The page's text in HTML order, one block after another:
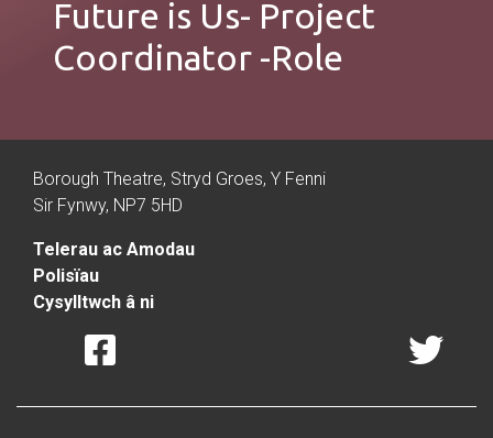
Future is Us- Project
Coordinator -Role
Borough Theatre, Stryd Groes, Y Fenni
Sir Fynwy, NP7 5HD
Telerau ac Amodau
Polisïau
Cysylltwch â ni